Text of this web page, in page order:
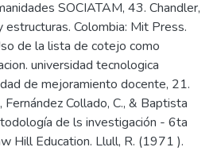
SOCIATAМ, 43. Chandler,
Colombia: Mit Press.
de la lista de cotejo como
universidad tecnologica
de mejoramiento docente, 21.
Fernández Collado, C., & Baptista
de ls investigación - 6ta
Hill Education. Llull, R. (1971 ).